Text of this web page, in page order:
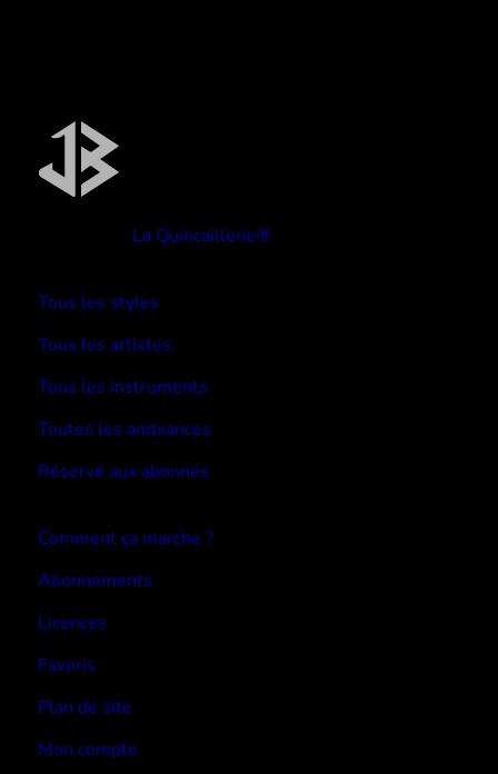
La Quincaillerie®
Tous les styles
Tous les artistes
Tous les instruments
Toutes les ambiances
Réservé aux abonnés
Comment ça marche ?
Abonnements
Licences
Favoris
Plan de site
Mon compte